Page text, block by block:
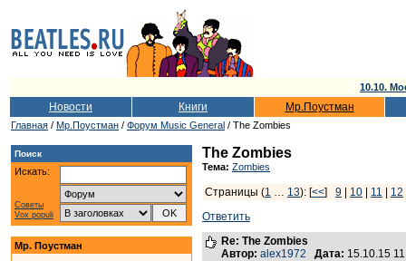
10.10.
Новости Книги Мр.Поустман
Главная / Мр.Поустман / Форум Music General / The Zombies
Поиск
Искать:
Советы
Vox populi
Мр. Поустман
The Zombies
Тема: Zombies
Страницы (1 … 13): [<<] 9 10 11 12
Ответить
Re: The Zombies
Автор: alex1972 Дата: 15.10.15